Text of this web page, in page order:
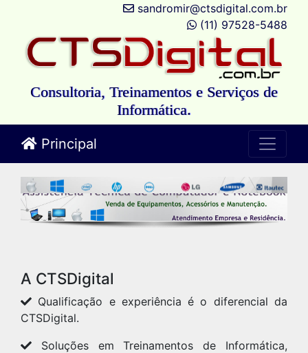
sandromir@ctsdigital.com.br
(11) 97528-5488
Consultoria, Treinamentos e Serviços de
Informática.
Principal
A CTSDigital
Qualificação e experiência é o diferencial da
CTSDigital.
Soluções em Treinamentos de Informática,